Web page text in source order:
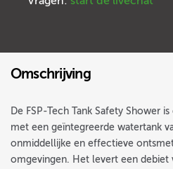
Omschrijving
De FSP-Tech Tank Safety Shower
met een geïntegreerde watertank
onmiddellijke en effectieve
omgevingen. Het levert een debiet